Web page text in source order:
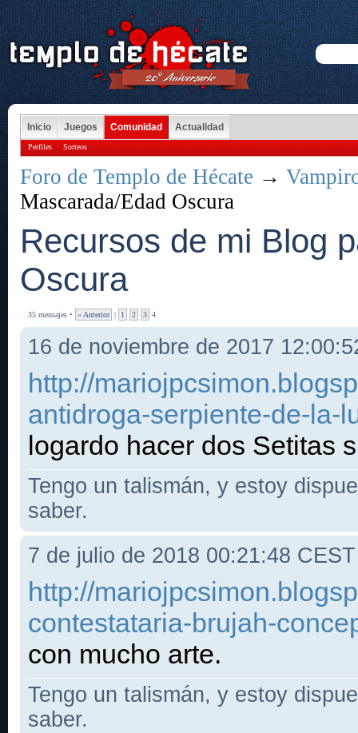
Inicio Juegos Comunidad Actualidad
Perfiles Sorteos
Foro de Templo de Hécate →
Mascarada/Edad Oscura
Recursos de mi Blog
Oscura
35 mensajes • « Anterior | 1 2 3 4
16 de noviembre de 2017
http://
antidroga-serpiente-de-la-
logardo hacer dos Setitas
Tengo un talismán, y estoy
saber.
7 de julio de 2018 00:21:48 CEST
http://
contestataria-brujah-
con mucho arte.
Tengo un talismán, y estoy
saber.